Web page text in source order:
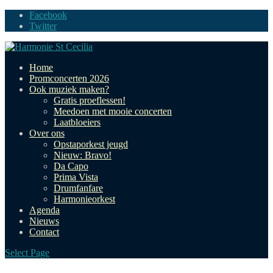
Facebook
Twitter
Home
Promconcerten 2026
Ook muziek maken?
Gratis proeflessen!
Meedoen met mooie concerten
Laatbloeiers
Over ons
Opstaporkest jeugd
Nieuw: Bravo!
Da Capo
Prima Vista
Drumfanfare
Harmonieorkest
Agenda
Nieuws
Contact
Select Page